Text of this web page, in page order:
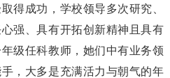
得成功，学校领导多次研究、
强、具有开拓创新精神且具有
级任科教师，她们中有业务领
，大多是充满活力与朝气的年